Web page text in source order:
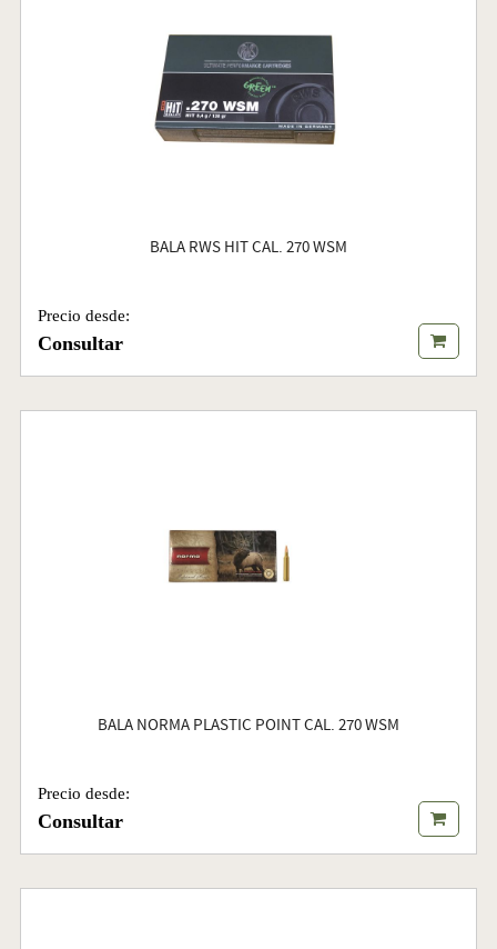
BALA RWS HIT CAL. 270 WSM
Precio desde:
Consultar
BALA NORMA PLASTIC POINT CAL. 270 WSM
Precio desde:
Consultar